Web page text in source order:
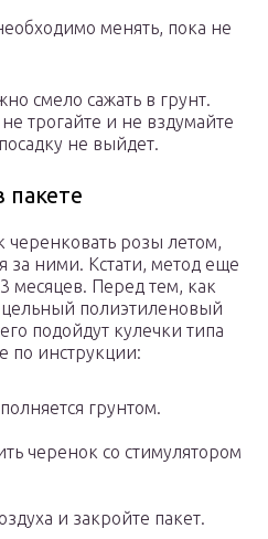
менять, пока не
смело сажать в грунт.
трогайте и не вздумайте
не выйдет.
черенковать розы летом,
за ними. Кстати, метод еще
месяцев. Перед тем, как
полиэтиленовый
подойдут кулечки типа
по инструкции:
грунтом.
черенок со стимулятором
и закройте пакет.